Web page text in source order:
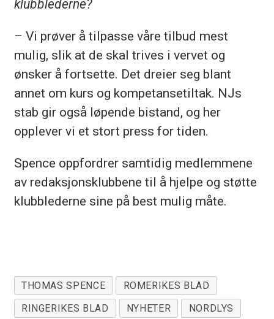
klubblederne?
– Vi prøver å tilpasse våre tilbud mest
mulig, slik at de skal trives i vervet og
ønsker å fortsette. Det dreier seg blant
annet om kurs og kompetansetiltak. NJs
stab gir også løpende bistand, og her
opplever vi et stort press for tiden.
Spence oppfordrer samtidig medlemmene
av redaksjonsklubbene til å hjelpe og støtte
klubblederne sine på best mulig måte.
THOMAS SPENCE
ROMERIKES BLAD
RINGERIKES BLAD
NYHETER
NORDLYS